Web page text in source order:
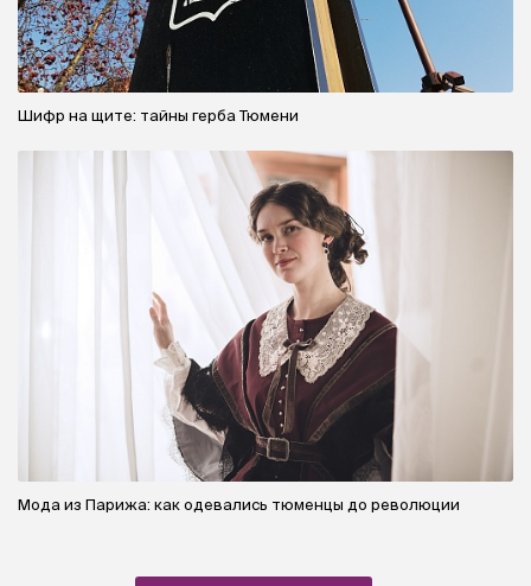
Шифр на щите: тайны герба Тюмени
Мода из Парижа: как одевались тюменцы до революции